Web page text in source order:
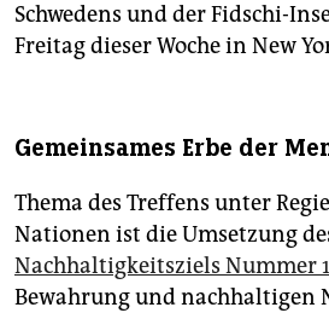
Schwedens und der Fidschi-
Freitag dieser Woche in New
Gemeinsames Erbe der
Thema des Treffens unter
Nationen ist die Umsetzung
Nachhaltigkeitsziels Nummer
Bewahrung und nachhaltigen